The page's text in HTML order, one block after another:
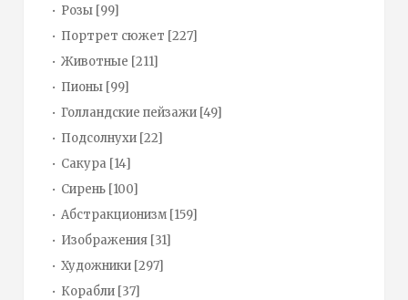
Розы [99]
Портрет сюжет [227]
Животные [211]
Пионы [99]
Голландские пейзажи [49]
Подсолнухи [22]
Сакура [14]
Сирень [100]
Абстракционизм [159]
Изображения [31]
Художники [297]
Корабли [37]